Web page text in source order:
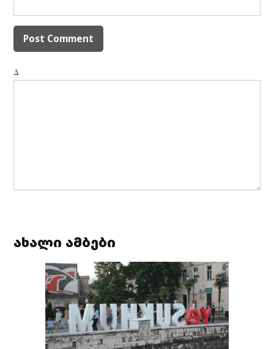
Δ
ახალი ამბები